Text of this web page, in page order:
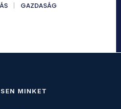
GAZDASÁG
MINKET